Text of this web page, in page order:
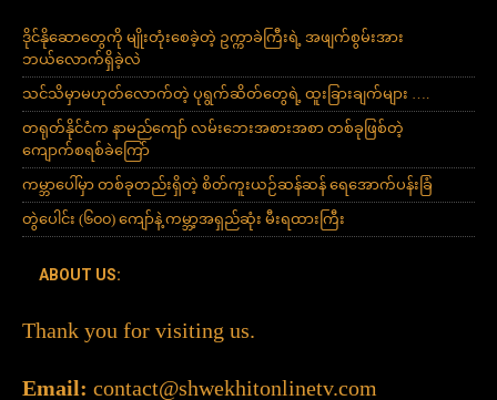
ဒိုင်နိုဆောတွေကို မျိုးတုံးစေခဲ့တဲ့ ဥက္ကာခဲကြီးရဲ့ အဖျက်စွမ်းအား
ဘယ်လောက်ရှိခဲ့လဲ
သင်သိမှာမဟုတ်လောက်တဲ့ ပုရွက်ဆိတ်တွေရဲ့ ထူးခြားချက်များ ….
တရုတ်နိုင်ငံက နာမည်ကျော် လမ်းဘေးအစားအစာ တစ်ခုဖြစ်တဲ့
ကျောက်စရစ်ခဲကြော်
ကမ္ဘာပေါ်မှာ တစ်ခုတည်းရှိတဲ့ စိတ်ကူးယဉ်ဆန်ဆန် ရေအောက်ပန်းခြံ
တွဲပေါင်း (၆၀၀) ကျော်နဲ့ ကမ္ဘာ့အရှည်ဆုံး မီးရထားကြီး
ABOUT US:
Thank you for visiting us.
Email: contact@shwekhitonlinetv.com